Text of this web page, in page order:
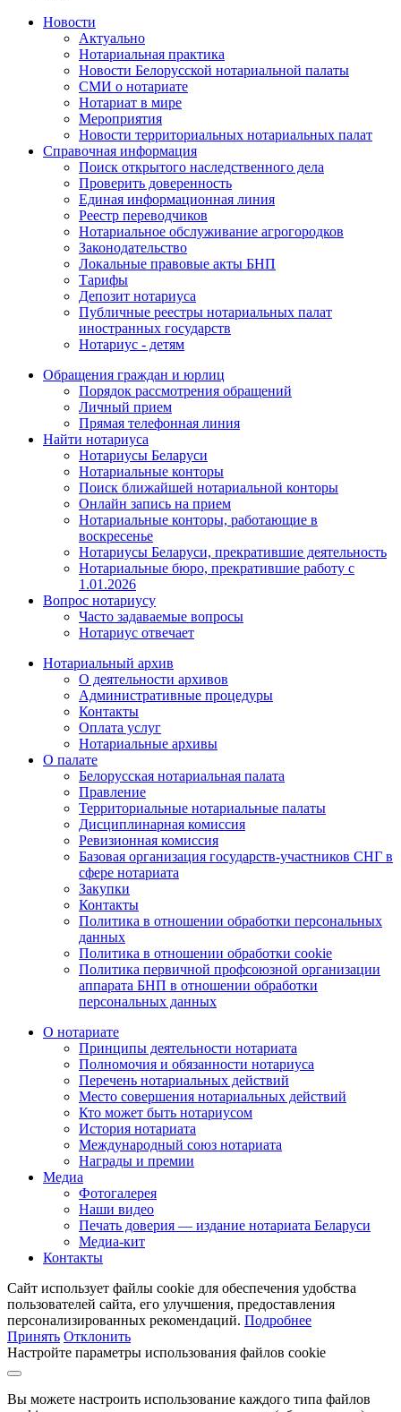
Новости
Актуально
Нотариальная практика
Новости Белорусской нотариальной палаты
СМИ о нотариате
Нотариат в мире
Мероприятия
Новости территориальных нотариальных палат
Справочная информация
Поиск открытого наследственного дела
Проверить доверенность
Единая информационная линия
Реестр переводчиков
Нотариальное обслуживание агрогородков
Законодательство
Локальные правовые акты БНП
Тарифы
Депозит нотариуса
Публичные реестры нотариальных палат
иностранных государств
Нотариус - детям
Обращения граждан и юрлиц
Порядок рассмотрения обращений
Личный прием
Прямая телефонная линия
Найти нотариуса
Нотариусы Беларуси
Нотариальные конторы
Поиск ближайшей нотариальной конторы
Онлайн запись на прием
Нотариальные конторы, работающие в
воскресенье
Нотариусы Беларуси, прекратившие деятельность
Нотариальные бюро, прекратившие работу с
1.01.2026
Вопрос нотариусу
Часто задаваемые вопросы
Нотариус отвечает
Нотариальный архив
О деятельности архивов
Административные процедуры
Контакты
Оплата услуг
Нотариальные архивы
О палате
Белорусская нотариальная палата
Правление
Территориальные нотариальные палаты
Дисциплинарная комиссия
Ревизионная комиссия
Базовая организация государств-участников СНГ в
сфере нотариата
Закупки
Контакты
Политика в отношении обработки персональных
данных
Политика в отношении обработки cookie
Политика первичной профсоюзной организации
аппарата БНП в отношении обработки
персональных данных
О нотариате
Принципы деятельности нотариата
Полномочия и обязанности нотариуса
Перечень нотариальных действий
Место совершения нотариальных действий
Кто может быть нотариусом
История нотариата
Международный союз нотариата
Награды и премии
Медиа
Фотогалерея
Наши видео
Печать доверия — издание нотариата Беларуси
Медиа-кит
Контакты
Сайт использует файлы cookie для обеспечения удобства
пользователей сайта, его улучшения, предоставления
персонализированных рекомендаций. Подробнее
Принять Отклонить
Настройте параметры использования файлов cookie
Вы можете настроить использование каждого типа файлов